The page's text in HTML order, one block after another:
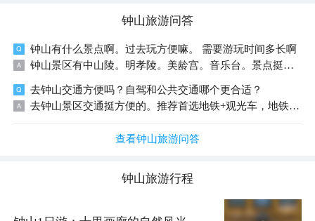
钟山旅游问答
钟山有什么景点啊。过去玩方便嘛。 需要游玩时间多长啊
钟山景区有中山陵。明孝陵。美龄宫。音乐台。景点挺集中的。你可以早起赶个免费的明孝陵。 还可以在明孝陵看个日出。参观完去美龄宫或者中山陵。中山陵和音乐台很近。
去钟山交通方便吗？自驾和公共交通哪个更合适？
去钟山景区交通挺方便的。推荐首选地铁+观光车，地铁2号线几个站都能到，换乘观光车就能逛遍主要景点，适合大部分游客，尤其节假日。自驾需提前一天在公众号预约车位，且部分路段在周末和假日限行，更适合非高峰时段、行李多或家庭出游。建议早点出发，从东边的灵谷寺开始玩，能避开人流。
查看钟山旅游问答
钟山旅游行程